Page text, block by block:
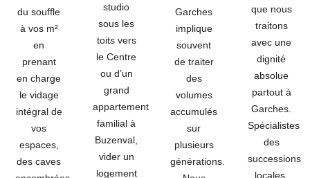
du souffle
à vos m²
en
prenant
en charge
le vidage
intégral de
vos
espaces,
des caves
studio
sous les
toits vers
le Centre
ou d’un
grand
appartement
familial à
Buzenval,
vider un
logement
Garches
implique
souvent
de traiter
des
volumes
accumulés
sur
plusieurs
générations.
que nous
traitons
avec une
dignité
absolue
partout à
Garches.
Spécialistes
des
successions
locales,